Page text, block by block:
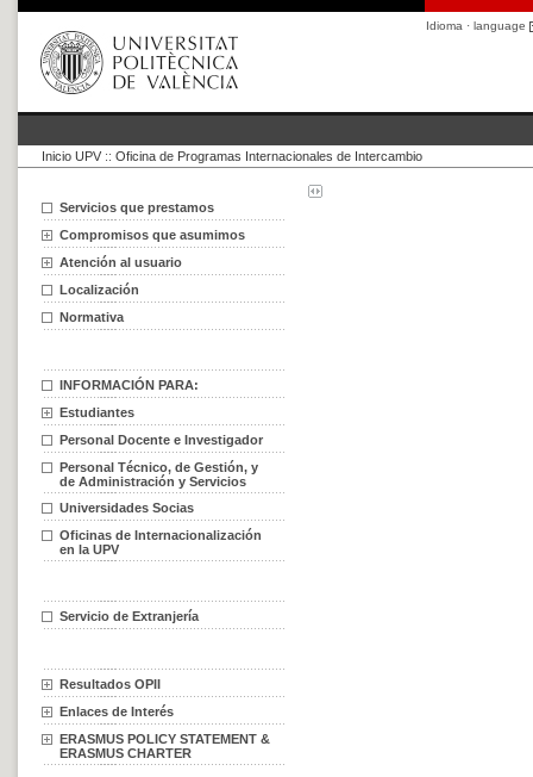
Idioma · language
Inicio UPV :: Oficina de Programas Internacionales de Intercambio
Servicios que prestamos
Compromisos que asumimos
Atención al usuario
Localización
Normativa
INFORMACIÓN PARA:
Estudiantes
Personal Docente e Investigador
Personal Técnico, de Gestión, y
de Administración y Servicios
Universidades Socias
Oficinas de Internacionalización
en la UPV
Servicio de Extranjería
Resultados OPII
Enlaces de Interés
ERASMUS POLICY STATEMENT &
ERASMUS CHARTER